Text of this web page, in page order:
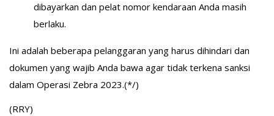
dibayarkan dan pelat nomor kendaraan Anda masih
berlaku.
Ini adalah beberapa pelanggaran yang harus dihindari dan
dokumen yang wajib Anda bawa agar tidak terkena sanksi
dalam Operasi Zebra 2023.(*/)
(RRY)